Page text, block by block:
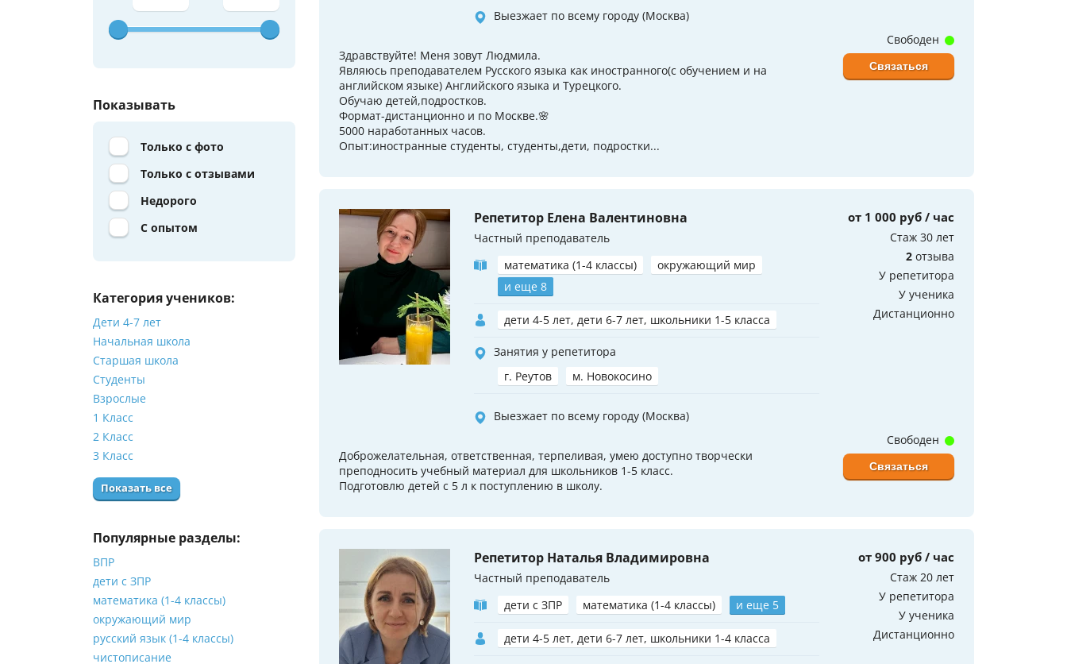
Показывать
Только с фото
Только с отзывами
Недорого
С опытом
Категория учеников:
Дети 4-7 лет
Начальная школа
Старшая школа
Студенты
Взрослые
1 Класс
2 Класс
3 Класс
Показать все
Популярные разделы:
ВПР
дети с ЗПР
математика (1-4 классы)
окружающий мир
русский язык (1-4 классы)
чистописание
Выезжает по всему городу (Москва)
Здравствуйте! Меня зовут Людмила.
Являюсь преподавателем Русского языка как иностранного(с обучением и на
английском языке) Английского языка и Турецкого.
Обучаю детей,подростков.
Формат-дистанционно и по Москве.🌸
5000 наработанных часов.
Опыт:иностранные студенты, студенты,дети, подростки...
Свободен
Связаться
Репетитор Елена Валентиновна
Частный преподаватель
математика (1-4 классы)
окружающий мир
и еще 8
дети 4-5 лет, дети 6-7 лет, школьники 1-5 класса
Занятия у репетитора
г. Реутов
м. Новокосино
Выезжает по всему городу (Москва)
от 1 000 руб / час
Стаж 30 лет
2 отзыва
У репетитора
У ученика
Дистанционно
Доброжелательная, ответственная, терпеливая, умею доступно творчески
преподносить учебный материал для школьников 1-5 класс.
Подготовлю детей с 5 л к поступлению в школу.
Свободен
Связаться
Репетитор Наталья Владимировна
Частный преподаватель
дети с ЗПР
математика (1-4 классы) и еще 5
дети 4-5 лет, дети 6-7 лет, школьники 1-4 класса
от 900 руб / час
Стаж 20 лет
У репетитора
У ученика
Дистанционно